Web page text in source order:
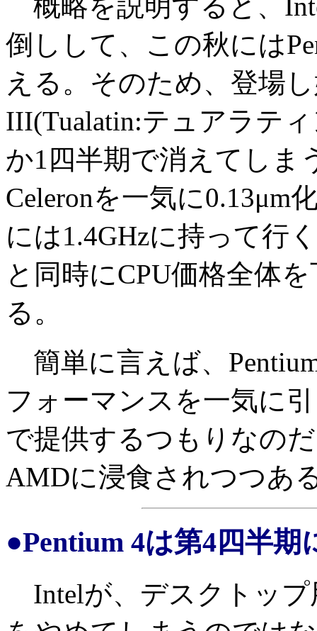
概略を説明すると、
倒しして、この秋には
える。そのため、登場
III(Tualatin:テュアラテ
か1四半期で消えてしま
Celeronを一気に0.13μm
には1.4GHzに持って行
と同時にCPU価格全体
る。
簡単に言えば、
フォーマンスを一気に
で提供するつもりなの
AMDに浸食されつつあ
●Pentium 4は第4四半
Intelが、デスクトップ